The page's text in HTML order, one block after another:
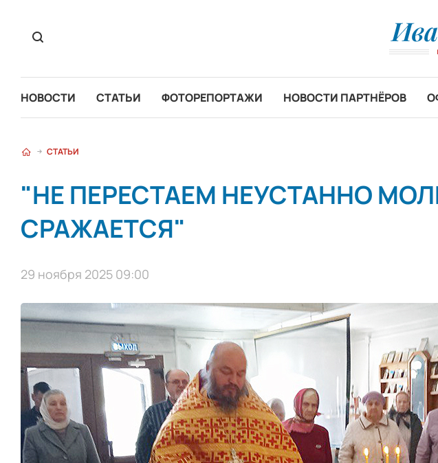
НОВОСТИ СТАТЬИ ФОТОРЕПОРТАЖИ НОВОСТИ ПАРТНЁРОВ
СТАТЬИ
"НЕ ПЕРЕСТАЕМ НЕУСТАННО
СРАЖАЕТСЯ"
29 ноября 2025 09:00